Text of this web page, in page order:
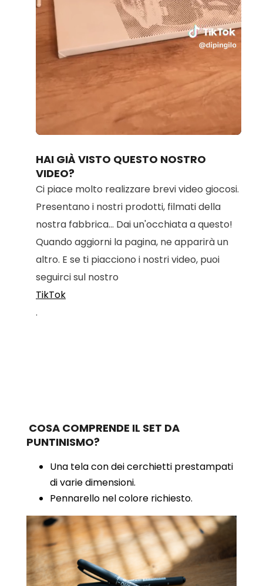
Loaded
100.00%
HAI GIÀ VISTO QUESTO NOSTRO
VIDEO?
Ci piace molto realizzare brevi video giocosi.
Presentano i nostri prodotti, filmati della
nostra fabbrica... Dai un'occhiata a questo!
Quando aggiorni la pagina, ne apparirà un
altro. E se ti piacciono i nostri video, puoi
seguirci sul nostro
TikTok
.
COSA COMPRENDE IL SET DA
PUNTINISMO?
Una tela con dei cerchietti prestampati
di varie dimensioni.
Pennarello nel colore richiesto.